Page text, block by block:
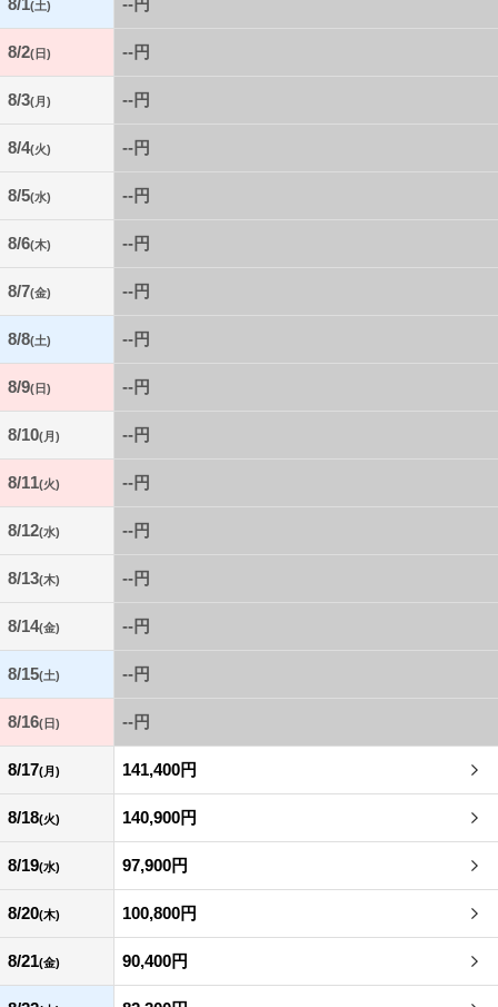
(土)
8/2(日) --円
8/3(月) --円
8/4(火) --円
8/5(水) --円
8/6(木) --円
8/7(金) --円
8/8(土) --円
8/9(日) --円
8/10(月) --円
8/11(火) --円
8/12(水) --円
8/13(木) --円
8/14(金) --円
8/15(土) --円
8/16(日) --円
8/17(月) 141,400円
8/18(火) 140,900円
8/19(水) 97,900円
8/20(木) 100,800円
8/21(金) 90,400円